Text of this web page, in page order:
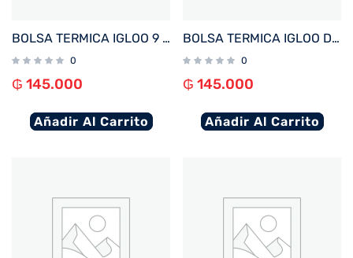
BOLSA TERMICA IGLOO 9 LATAS KIDS SQUARE LUNCH ROSA 64301
0
₲ 145.000
Añadir Al Carrito
BOLSA TERMICA IGLOO DE ALMUERZO Y MERIENDA PARA NIÑOS BEIGE
0
₲ 145.000
Añadir Al Carrito